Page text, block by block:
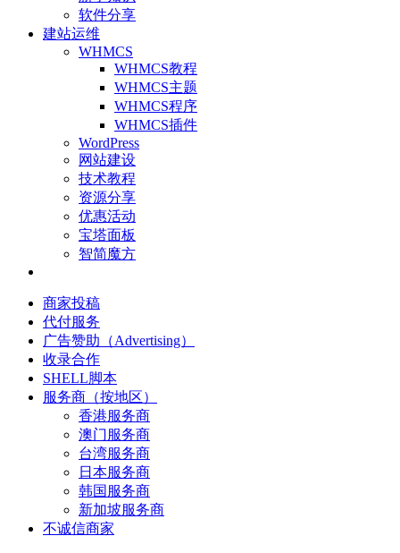
软件分享
建站运维
WHMCS
WHMCS教程
WHMCS主题
WHMCS程序
WHMCS插件
WordPress
网站建设
技术教程
资源分享
优惠活动
宝塔面板
智简魔方
商家投稿
代付服务
广告赞助（Advertising）
收录合作
SHELL脚本
服务商（按地区）
香港服务商
澳门服务商
台湾服务商
日本服务商
韩国服务商
新加坡服务商
不诚信商家